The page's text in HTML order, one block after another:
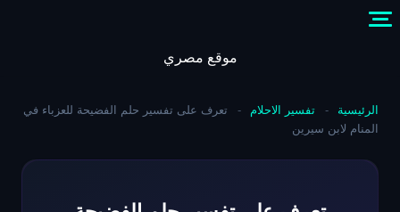
موقع مصري
الرئيسية - تفسير الاحلام -
تعرف على تفسير حلم الفضيحة للعزباء في
المنام لابن سيرين